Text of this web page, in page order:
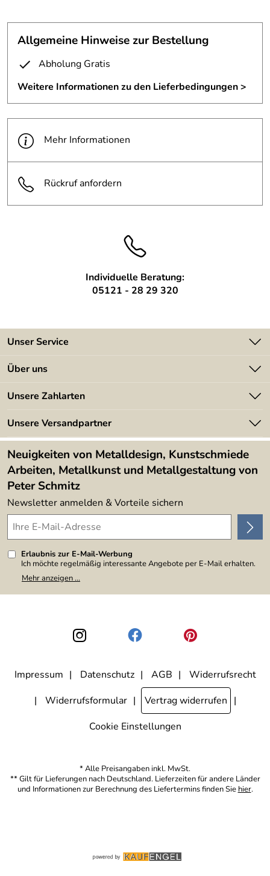
Vesandkosten.
Allgemeine Hinweise zur Bestellung
Abholung Gratis
Weitere Informationen zu den Lieferbedingungen >
Mehr Informationen
Rückruf anfordern
Individuelle Beratung:
05121 - 28 29 320
Unser Service
Kontakt
Kundeninformationen
Newsletter
Lieferbedingungen
Über uns
Angebote
Kundenbewertungen (394)
4,9/5
Unsere Zahlarten
Unsere Versandpartner
Neuigkeiten von Metalldesign, Kunstschmiede
Arbeiten, Metallkunst und Metallgestaltung von
Peter Schmitz
Newsletter anmelden & Vorteile sichern
Erlaubnis zur E-Mail-Werbung
Ich möchte regelmäßig interessante Angebote per E-Mail erhalten.
Meine E-Mail-Adresse wird nicht an andere Unternehmen
weitergegeben. Zu statistischen Zwecken wird in anonymer Form
den Link "Abmelden" am Ende des Newsletters anklicke. Die
Datenschutzerklärung
habe ich zur Kenntnis genommen.
Mehr anzeigen ...
Impressum Datenschutz AGB
Widerrufsrecht
Widerrufsformular
Vertrag widerrufen
Cookie Einstellungen
* Alle Preisangaben inkl. MwSt.
** Gilt für Lieferungen nach Deutschland. Lieferzeiten für andere Länder
und Informationen zur Berechnung des Liefertermins finden Sie hier.